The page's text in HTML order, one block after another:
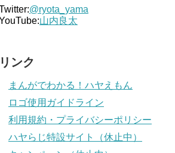
@ryota_yama
山内良太
リンク
まんがでわかる！ハヤえもん
ロゴ使用ガイドライン
利用規約・プライバシーポリシー
ハヤらじ特設サイト（休止中）